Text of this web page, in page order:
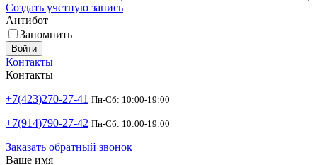
Создать учетную запись
Антибот
Запомнить
Войти
Контакты
Контакты
+7(423)270-27-41 Пн-Сб: 10:00-19:00
+7(914)790-27-42 Пн-Сб: 10:00-19:00
Заказать обратный звонок
Ваше имя